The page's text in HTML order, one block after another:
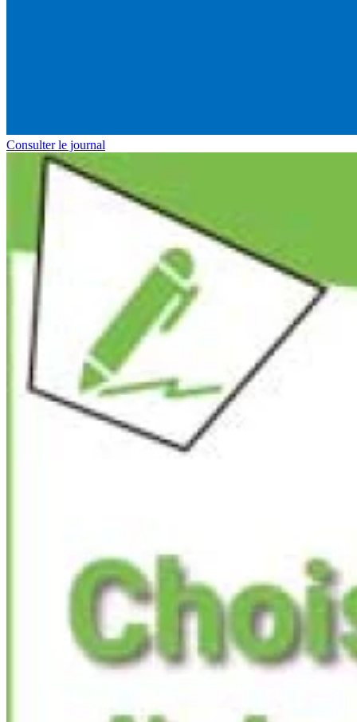
Consulter le journal